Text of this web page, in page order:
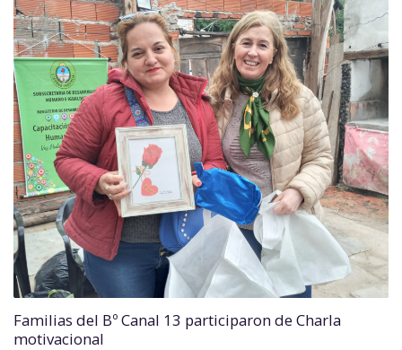
Familias del Bº Canal 13 participaron de Charla
motivacional